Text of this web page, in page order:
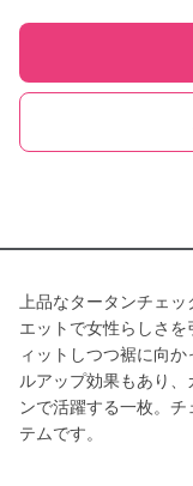
上品なタータンチェ
エットで女性らしさ
ィットしつつ裾に向
ルアップ効果もあり
ンで活躍する一枚。
テムです。